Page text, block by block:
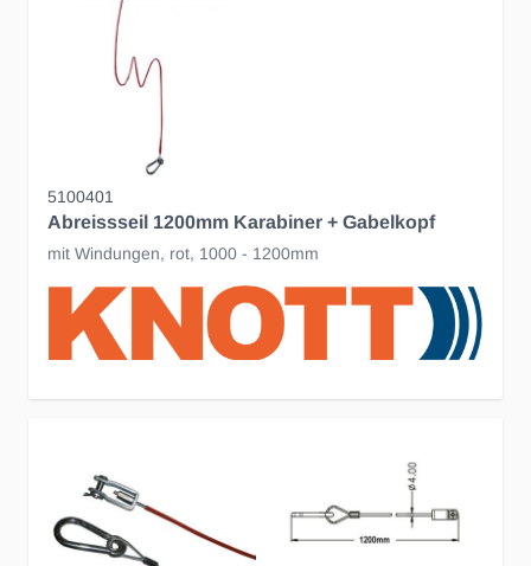
5100401
Abreissseil 1200mm Karabiner + Gabelkopf
mit Windungen, rot, 1000 - 1200mm